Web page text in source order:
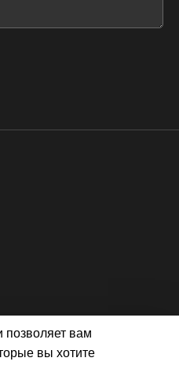
позволяет вам
вы хотите